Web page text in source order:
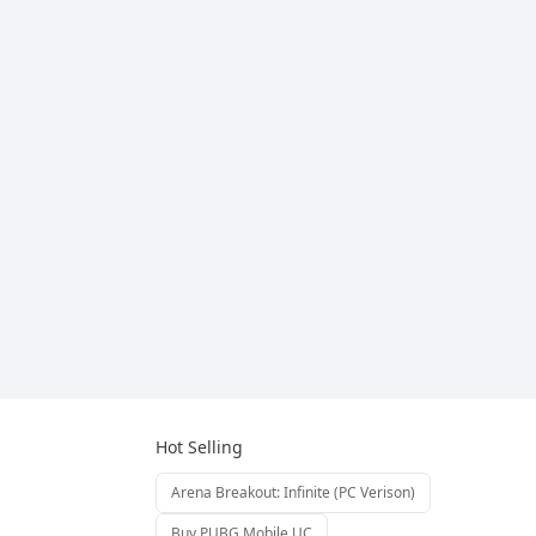
Hot Selling
Arena Breakout: Infinite (PC Verison)